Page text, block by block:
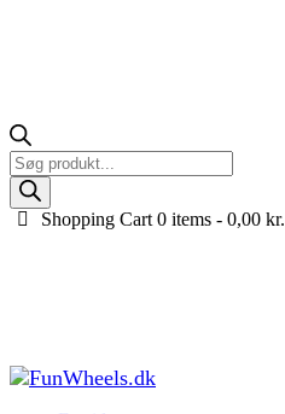
Products
search
Shopping Cart 0 items -0,00kr.